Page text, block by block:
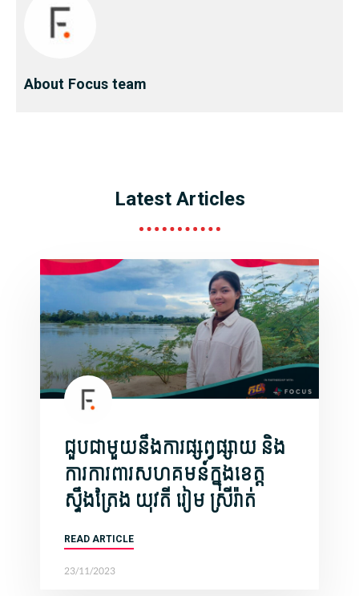
About Focus team
Latest Articles
ជួបជាមួយនឹងការផ្សព្វផ្សាយ និង
ការការពារសហគមន៍ក្នុងខេត្ត
ស្ទឹងត្រែង យុវតី រៀម ស្រីរ៉ាត់
READ ARTICLE
23/11/2023